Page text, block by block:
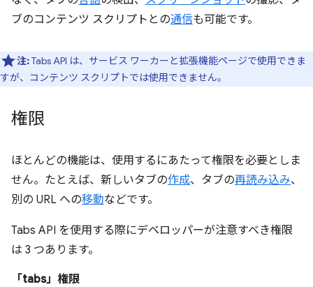
ブのコンテンツ スクリプトとの通信も可能です。
注:Tabs API は、サービス ワーカーと拡張機能ページで使用できま
すが、コンテンツ スクリプトでは使用できません。
権限
ほとんどの機能は、使用するにあたって権限を必要としま
せん。たとえば、新しいタブの作成、タブの再読み込み、
別の URL への移動などです。
Tabs API を使用する際にデベロッパーが注意すべき権限
は 3 つあります。
「tabs」権限